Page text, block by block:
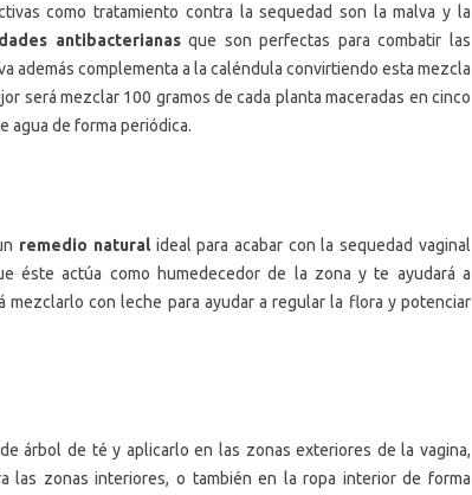
como tratamiento contra la sequedad son la malva y la
antibacterianasque son perfectas para combatir las
además complementa a la caléndula convirtiendo esta mezcla
será mezclar 100 gramos de cada planta maceradas en cinco
agua de forma periódica.
remedio naturalideal para acabar con la sequedad vaginal
éste actúa como humedecedor de la zona y te ayudará a
mezclarlo con leche para ayudar a regular la flora y potenciar
árbol de té y aplicarlo en las zonas exteriores de la vagina,
las zonas interiores, o también en la ropa interior de forma